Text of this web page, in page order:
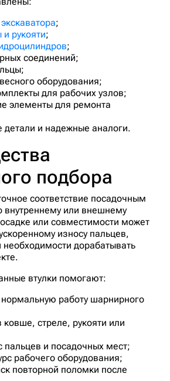
;
и рукояти;
;
соединений;
оборудования;
для рабочих узлов;
элементы для ремонта
детали и надежные аналоги.
подбора
соответствие посадочным
или внешнему
или совместимости может
износу пальцев,
дорабатывать
втулки помогают:
нормальную работу шарнирного
ковше, стреле, рукояти или
пальцев и посадочных мест;
рабочего оборудования;
повторной поломки после
70-72351 (в комплекте)